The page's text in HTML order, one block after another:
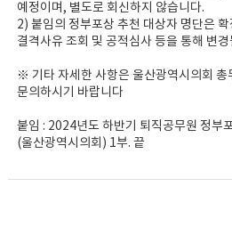
예정이며, 별도로 회신하지 않습니다.
2) 붙임의 정부포상 추천 대상자 명단은
결격사유 조회 및 공적심사 등을 통해 변
※ 기타 자세한 사항은 울산광역시의회
문의하시기 바랍니다
붙임 : 2024년도 하반기 퇴직공무원 정부
(울산광역시의회) 1부. 끝